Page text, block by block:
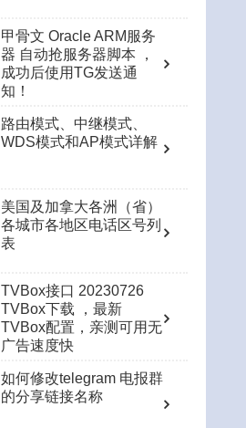
甲骨文 Oracle ARM服务
器 自动抢服务器脚本 ，
成功后使用TG发送通
知！
路由模式、中继模式、
WDS模式和AP模式详解
美国及加拿大各洲（省）
各城市各地区电话区号列
表
TVBox接口 20230726
TVBox下载 ，最新
TVBox配置，亲测可用无
广告速度快
如何修改telegram 电报群
的分享链接名称